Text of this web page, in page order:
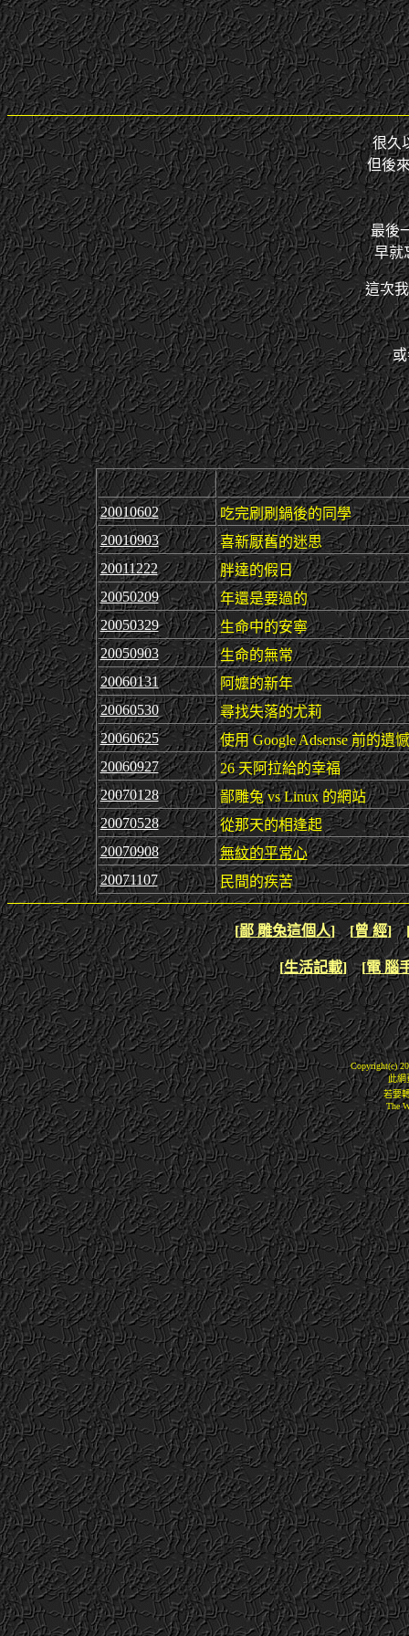
很久
但後
最後
早就
這次
20010602
吃完刷刷鍋後的同學
20010903
喜新厭舊的迷思
20011222
胖達的假日
20050209
年還是要過的
20050329
生命中的安寧
20050903
生命的無常
20060131
阿嬤的新年
20060530
尋找失落的尤莉
20060625
使用Google Adsense前的遺憾
20060927
26天阿拉給的幸福
20070128
鄙雕兔vs Linux的網站
20070528
從那天的相逢起
20070908
無紋的平常心
20071107
民間的疾苦
[鄙 雕兔這個人] [曾 經]
[生活記載] [電 腦
Copyright(c)
此網
若要
The